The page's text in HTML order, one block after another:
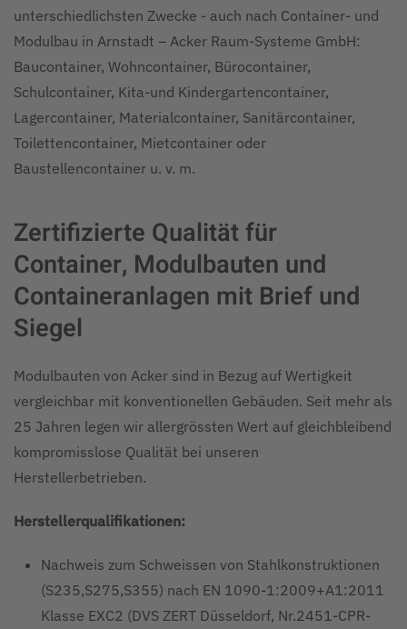
unterschiedlichsten Zwecke - auch nach Container- und
Modulbau in Arnstadt – Acker Raum-Systeme GmbH:
Baucontainer, Wohncontainer, Bürocontainer,
Schulcontainer, Kita-und Kindergartencontainer,
Lagercontainer, Materialcontainer, Sanitärcontainer,
Toilettencontainer, Mietcontainer oder
Baustellencontainer u. v. m.
Zertifizierte Qualität für
Container, Modulbauten und
Containeranlagen mit Brief und
Siegel
Modulbauten von Acker sind in Bezug auf Wertigkeit
vergleichbar mit konventionellen Gebäuden. Seit mehr als
25 Jahren legen wir allergrössten Wert auf gleichbleibend
kompromisslose Qualität bei unseren
Herstellerbetrieben.
Herstellerqualifikationen:
Nachweis zum Schweissen von Stahlkonstruktionen
(S235,S275,S355) nach EN 1090-1:2009+A1:2011
Klasse EXC2 (DVS ZERT Düsseldorf, Nr.2451-CPR-